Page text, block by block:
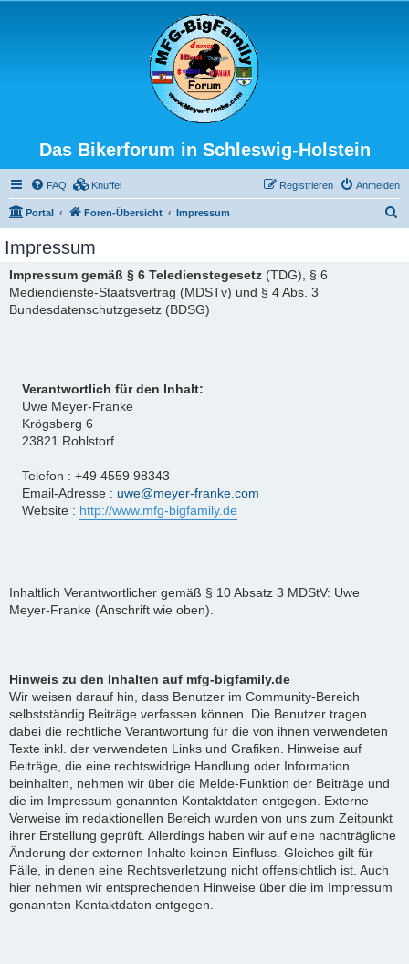
Das Bikerforum in Schleswig-Holstein
FAQ Knuffel Anmelden
Registrieren
Portal Foren-Übersicht Impressum
Impressum
Impressum gemäß § 6 Teledienstegesetz (TDG), § 6
Mediendienste-Staatsvertrag (MDSTv) und § 4 Abs. 3
Bundesdatenschutzgesetz (BDSG)
Verantwortlich für den Inhalt:
Uwe Meyer-Franke
Krögsberg 6
23821 Rohlstorf
Telefon : +49 4559 98343
Email-Adresse : uwe@meyer-franke.com
Website : http://www.mfg-bigfamily.de
Inhaltlich Verantwortlicher gemäß § 10 Absatz 3 MDStV: Uwe
Meyer-Franke (Anschrift wie oben).
Hinweis zu den Inhalten auf mfg-bigfamily.de
Wir weisen darauf hin, dass Benutzer im Community-Bereich
selbstständig Beiträge verfassen können. Die Benutzer tragen
dabei die rechtliche Verantwortung für die von ihnen verwendeten
Texte inkl. der verwendeten Links und Grafiken. Hinweise auf
Beiträge, die eine rechtswidrige Handlung oder Information
beinhalten, nehmen wir über die Melde-Funktion der Beiträge und
die im Impressum genannten Kontaktdaten entgegen. Externe
Verweise im redaktionellen Bereich wurden von uns zum Zeitpunkt
ihrer Erstellung geprüft. Allerdings haben wir auf eine nachträgliche
Änderung der externen Inhalte keinen Einfluss. Gleiches gilt für
Fälle, in denen eine Rechtsverletzung nicht offensichtlich ist. Auch
hier nehmen wir entsprechenden Hinweise über die im Impressum
genannten Kontaktdaten entgegen.